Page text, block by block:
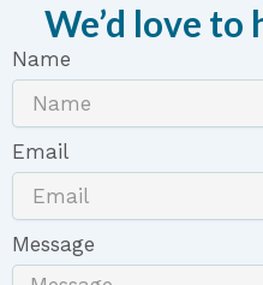
We’d love
Name
Email
Message